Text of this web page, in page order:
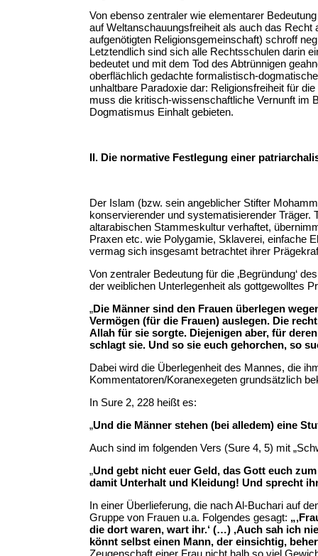
Von ebenso zentraler wie elementarer
auf Weltanschauungsfreiheit als auch das
aufgenötigten Religionsgemeinschaft) schroff
Letztendlich sind sich alle Rechtsschulen darin
bedeutet und mit dem Tod des Abtrünnigen
oberflächlich gedachte formalistisch-
unhaltbare Paradoxie dar: Religionsfreiheit für
muss die kritisch-wissenschaftliche Vernunft im
Dogmatismus Einhalt gebieten.
II. Die normative Festlegung einer
Der Islam (bzw. sein angeblicher Stifter
konservierender und systematisierender Träger.
altarabischen Stammeskultur verhaftet,
Praxen etc. wie Polygamie, Sklaverei, einfache
vermag sich insgesamt betrachtet ihrer
Von zentraler Bedeutung für die ‚Begründung‘
der weiblichen Unterlegenheit als gottgewolltes
„Die Männer sind den Frauen überlegen
Vermögen (für die Frauen) auslegen. Die
Allah für sie sorgte. Diejenigen aber, für
schlagt sie. Und so sie euch gehorchen, so
Dabei wird die Überlegenheit des Mannes, die
Kommentatoren/Koranexegeten grundsätzlich
In Sure 2, 228 heißt es:
„Und die Männer stehen (bei alledem) eine
Auch sind im folgenden Vers (Sure 4, 5) mit
„Und gebt nicht euer Geld, das Gott euch
damit Unterhalt und Kleidung! Und sprecht
In einer Überlieferung, die nach Al-Buchari auf
Gruppe von Frauen u.a. Folgendes gesagt:
die dort waren, wart ihr.‘ (…) ‚Auch sah ich
könnt selbst einen Mann, der einsichtig,